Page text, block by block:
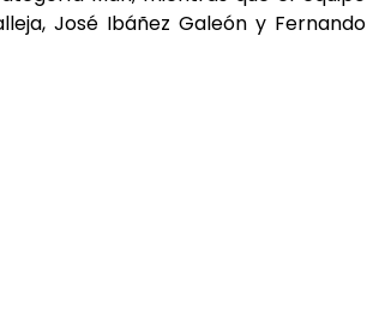
José Ibáñez Galeón y Fernando